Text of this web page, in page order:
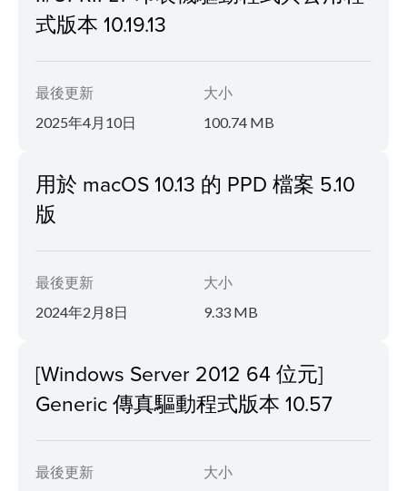
式版本 10.19.13
最後更新
2025年4月10日
大小
100.74 MB
用於 macOS 10.13 的 PPD 檔案 5.10
版
最後更新
2024年2月8日
大小
9.33 MB
[Windows Server 2012 64 位元]
Generic 傳真驅動程式版本 10.57
最後更新
大小